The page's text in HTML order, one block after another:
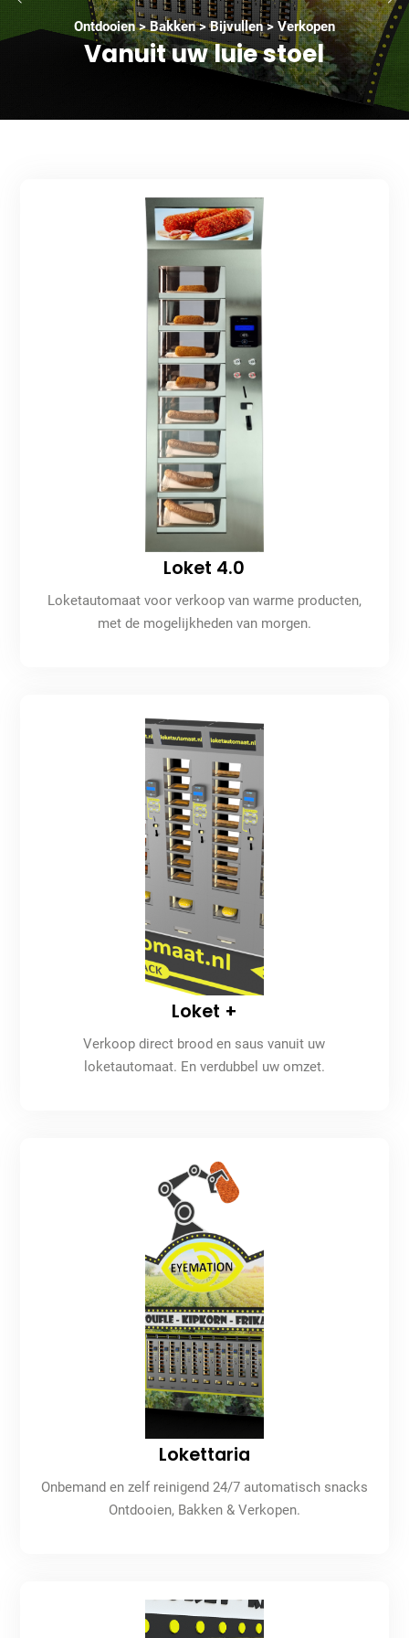
Ontdooien > Bakken > Bijvullen > Verkopen
Vanuit uw luie stoel
Loket 4.0
Loketautomaat voor verkoop van warme producten,
met de mogelijkheden van morgen.
Loket +
Verkoop direct brood en saus vanuit uw
loketautomaat. En verdubbel uw omzet.
Lokettaria
Onbemand en zelf reinigend 24/7 automatisch snacks
Ontdooien, Bakken & Verkopen.